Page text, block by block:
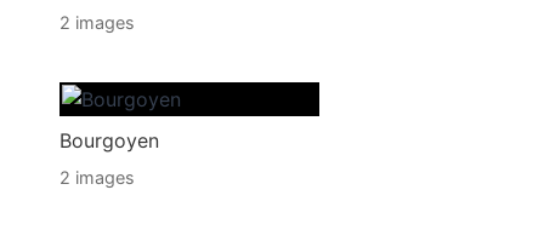
2 images
Bourgoyen
2 images